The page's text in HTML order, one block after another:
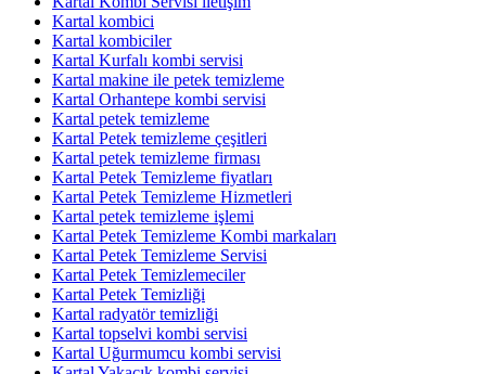
Kartal kombici
Kartal kombiciler
Kartal Kurfalı kombi servisi
Kartal makine ile petek temizleme
Kartal Orhantepe kombi servisi
Kartal petek temizleme
Kartal Petek temizleme çeşitleri
Kartal petek temizleme firması
Kartal Petek Temizleme fiyatları
Kartal Petek Temizleme Hizmetleri
Kartal petek temizleme işlemi
Kartal Petek Temizleme Kombi markaları
Kartal Petek Temizleme Servisi
Kartal Petek Temizlemeciler
Kartal Petek Temizliği
Kartal radyatör temizliği
Kartal topselvi kombi servisi
Kartal Uğurmumcu kombi servisi